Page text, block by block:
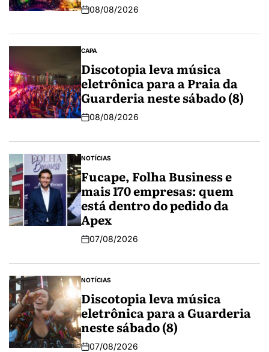
08/08/2026
CAPA
Discotopia leva música
eletrônica para a Praia da
Guarderia neste sábado (8)
08/08/2026
NOTÍCIAS
Fucape, Folha Business e
mais 170 empresas: quem
está dentro do pedido da
Apex
07/08/2026
NOTÍCIAS
Discotopia leva música
eletrônica para a Guarderia
neste sábado (8)
07/08/2026